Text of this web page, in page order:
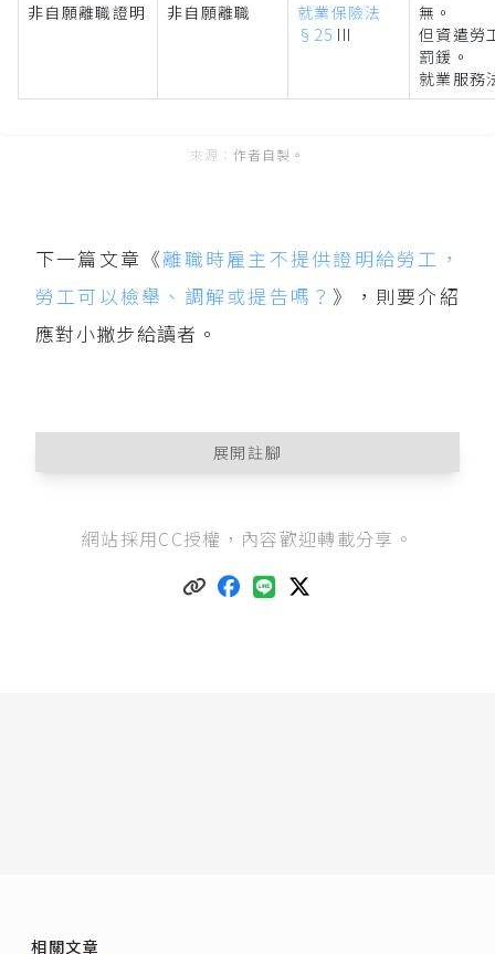
非自願離職證明 非自願離職
就業保險法
§25 III
無。
但資遣勞
罰鍰。
就業服
作者自製。
下一篇文章《離職時雇主不提供證明給勞工，
勞工可以檢舉、調解或提告嗎？ 》，則要介紹
應對小撇步給讀者。
展開註腳
於員工離職之十日前，將被資遣員工之姓名、性
需否就業輔導等事項，列冊通報當地主管機關及
網站採用CC授權，內容歡迎轉載分享。
相關文章